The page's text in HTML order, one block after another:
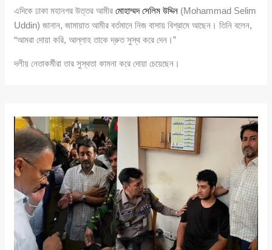
এদিকে ঢাকা মহানগর উত্তর আমীরমোহাম্মদ সেলিম উদ্দিন (Mohammad Selim
Uddin) জানান, জামায়াত আমীর বর্তমানে নিজ বাসায় বিশ্রামে আছেন। তিনি বলেন,
“আমরা দোয়া করি, আল্লাহ তাকে দ্রুত সুস্থ করে দেন।”
দলীয় নেতাকর্মীরা তার সুস্থতা কামনা করে দোয়া চেয়েছেন।